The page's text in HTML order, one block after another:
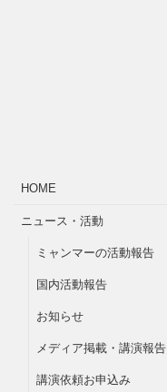
HOME
ニュース・活動
ミャンマーの活動報告
国内活動報告
お知らせ
メディア掲載・講演報告
講演依頼お申込み